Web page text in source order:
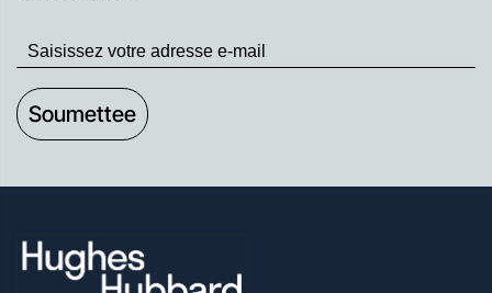
Stay
up
to
Date